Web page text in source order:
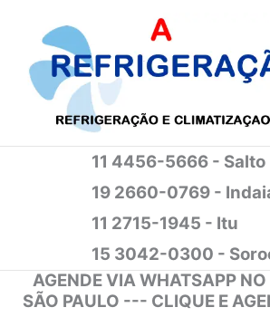
conteúdo
11 4456-5666 - Salto
19 2660-0769 -
11 2715-1945 - Itu
15 3042-0300 -
AGENDE VIA WHATSAPP NO
SÃO PAULO --- CLIQUE E